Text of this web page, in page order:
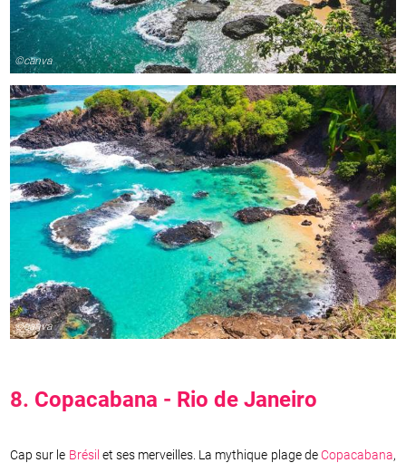
©canva
©canva
8. Copacabana - Rio de Janeiro
Cap sur le Brésil et ses merveilles. La mythique plage deCopacabana,